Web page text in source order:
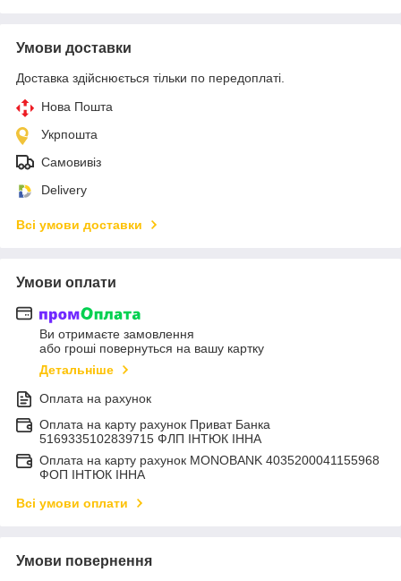
Умови доставки
Доставка здійснюється тільки по передоплаті.
Нова Пошта
Укрпошта
Самовивіз
Delivery
Всі умови доставки
Умови оплати
Ви отримаєте замовлення
або гроші повернуться на вашу картку
Детальніше
Оплата на рахунок
Оплата на карту рахунок Приват Банка
5169335102839715 ФЛП ІНТЮК ІННА
Оплата на карту рахунок MONOBANK 4035200041155968
ФОП ІНТЮК ІННА
Всі умови оплати
Умови повернення